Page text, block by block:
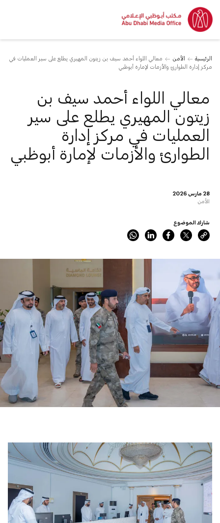
الرئيسية الأمن
معالي اللواء أحمد سيف بن زيتون المهيري يطلع على سير العمليات في
مركز إدارة الطوارئ والأزمات لإمارة أبوظبي
28 مارس 2026
الأمن
معالي اللواء أحمد سيف بن
زيتون المهيري يطلع على سير
العمليات في مركز إدارة
الطوارئ والأزمات لإمارة أبوظبي
شارك الموضوع